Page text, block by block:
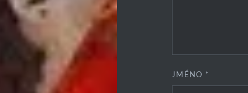
JMÉNO *